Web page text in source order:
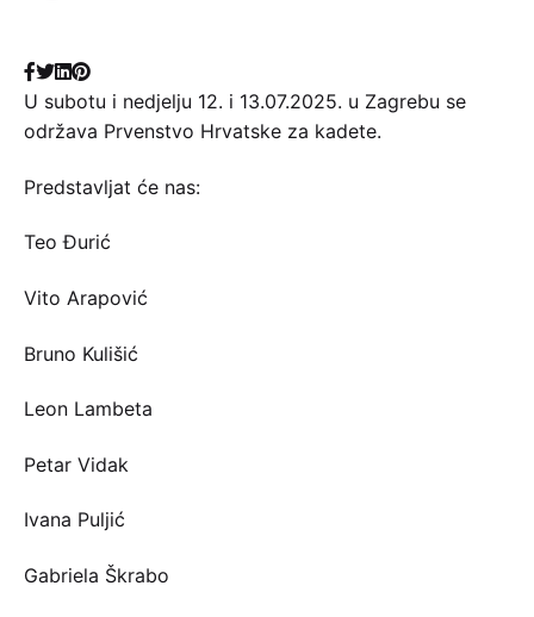
U subotu i nedjelju 12. i 13.07.2025. u Zagrebu se
održava Prvenstvo Hrvatske za kadete.
Predstavljat će nas:
Teo Đurić
Vito Arapović
Bruno Kulišić
Leon Lambeta
Petar Vidak
Ivana Puljić
Gabriela Škrabo